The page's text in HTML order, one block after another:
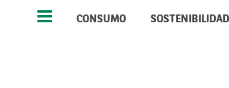
CONSUMO SOSTENIBILIDAD